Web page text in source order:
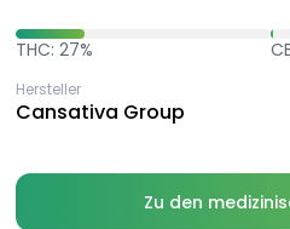
THC: 27%
Hersteller
Cansativa Group
Zu den